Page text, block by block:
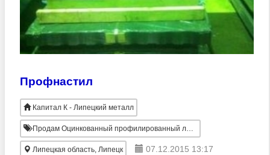
Профнастил
Капитал К - Липецкий металл
Продам Оцинкованный профилированный лист
Липецкая область, Липецк 07.12.2015 13:17